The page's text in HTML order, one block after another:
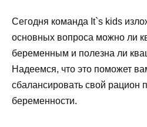
Сегодня команда It`s kids
основных вопроса можно ли
беременным и полезна ли
Надеемся, что это поможет
сбалансировать свой рацион
беременности.